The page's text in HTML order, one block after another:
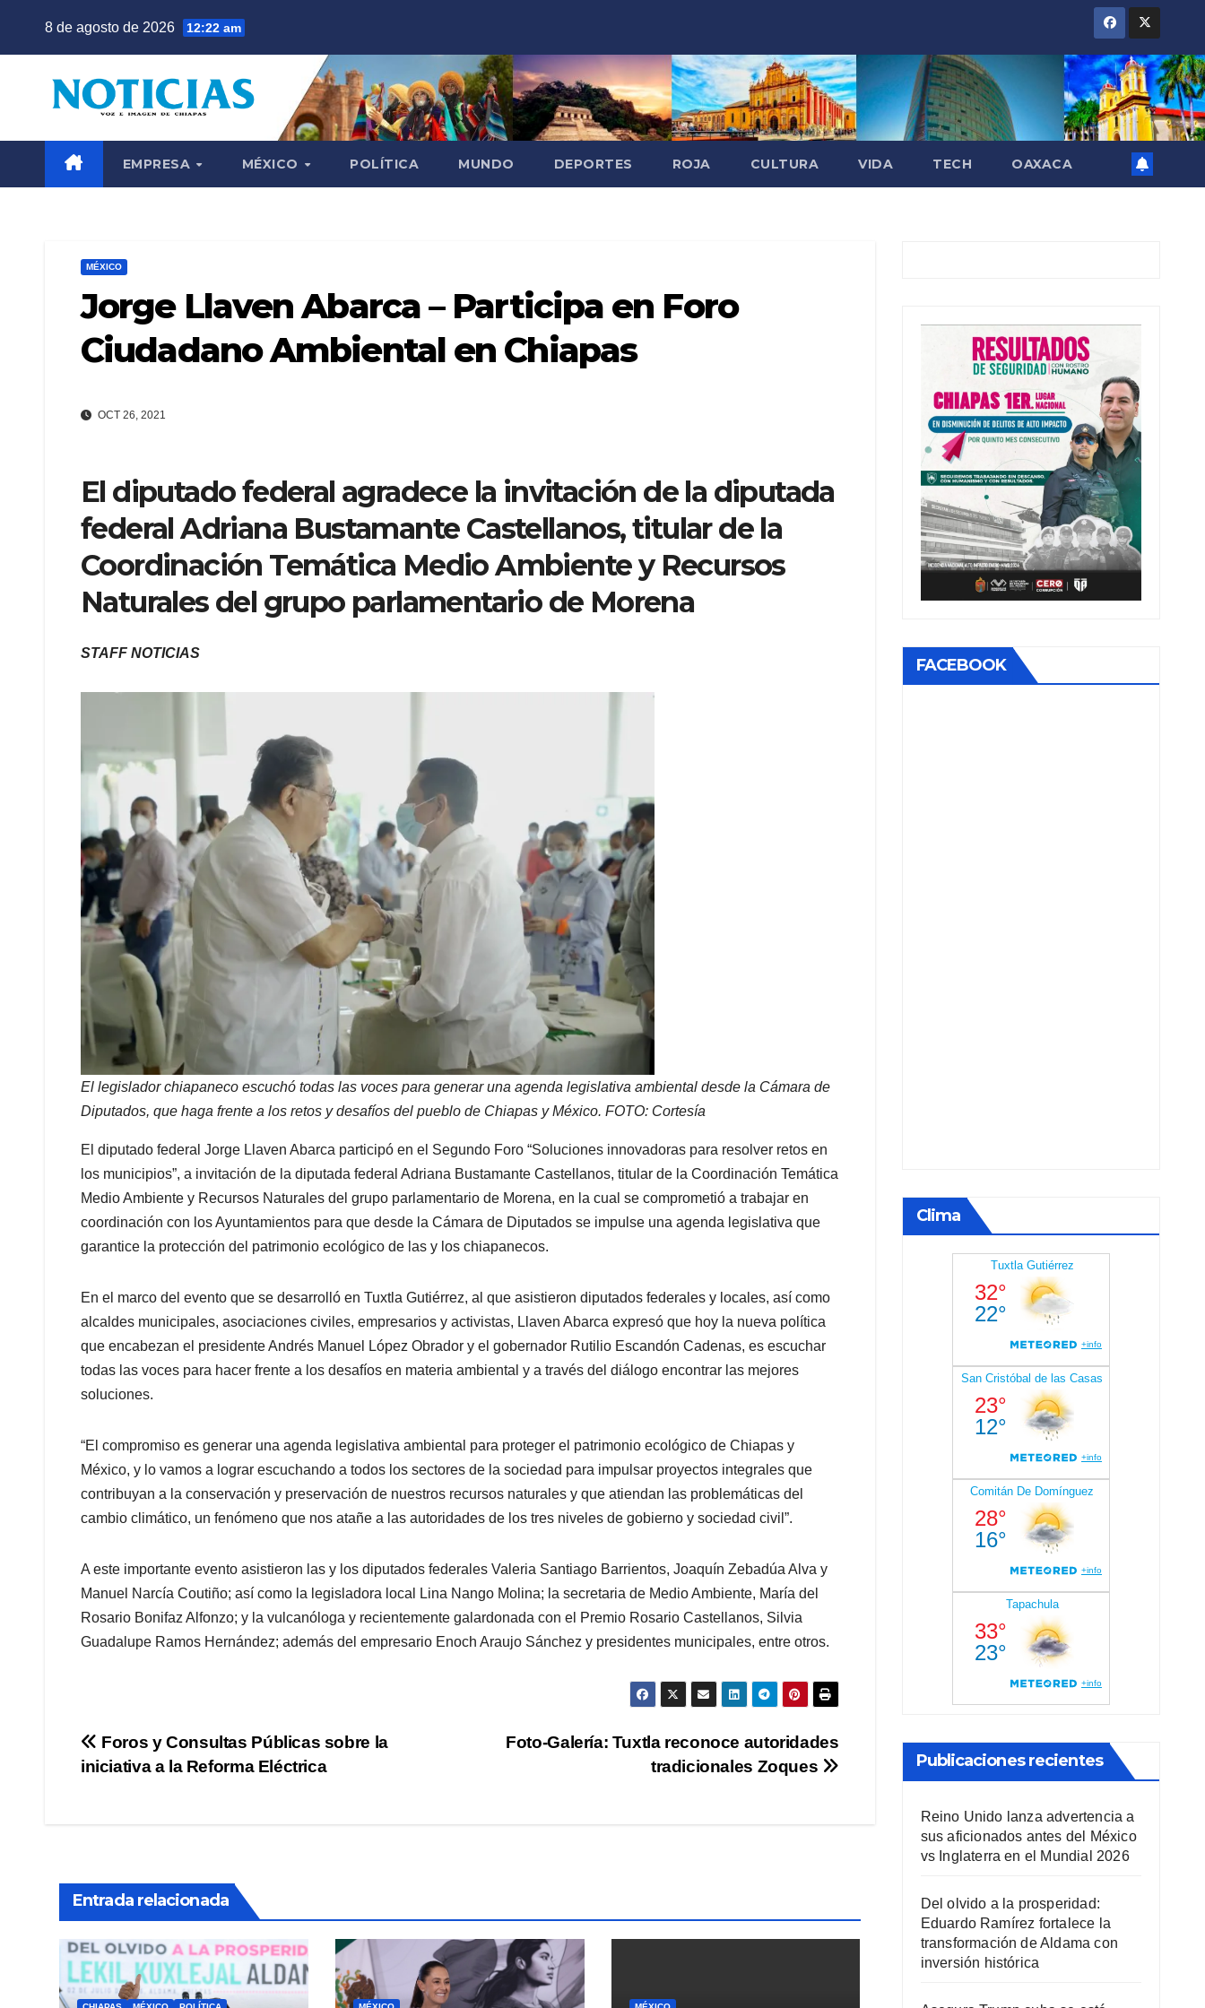
8 de agosto de 2026 12:22 am
EMPRESA MÉXICO POLÍTICA MUNDO DEPORTES ROJA CULTURA VIDA TECH OAXACA
MÉXICO
Jorge Llaven Abarca – Participa en Foro
Ciudadano Ambiental en Chiapas
OCT 26, 2021
El diputado federal agradece la invitación de la diputada
federal Adriana Bustamante Castellanos, titular de la
Coordinación Temática Medio Ambiente y Recursos
Naturales del grupo parlamentario de Morena
STAFF NOTICIAS
El legislador chiapaneco escuchó todas las voces para generar una agenda legislativa ambiental desde la Cámara de
Diputados, que haga frente a los retos y desafíos del pueblo de Chiapas y México. FOTO: Cortesía
El diputado federal Jorge Llaven Abarca participó en el Segundo Foro “Soluciones innovadoras para resolver retos en
los municipios”, a invitación de la diputada federal Adriana Bustamante Castellanos, titular de la Coordinación Temática
Medio Ambiente y Recursos Naturales del grupo parlamentario de Morena, en la cual se comprometió a trabajar en
coordinación con los Ayuntamientos para que desde la Cámara de Diputados se impulse una agenda legislativa que
garantice la protección del patrimonio ecológico de las y los chiapanecos.
En el marco del evento que se desarrolló en Tuxtla Gutiérrez, al que asistieron diputados federales y locales, así como
alcaldes municipales, asociaciones civiles, empresarios y activistas, Llaven Abarca expresó que hoy la nueva política
que encabezan el presidente Andrés Manuel López Obrador y el gobernador Rutilio Escandón Cadenas, es escuchar
todas las voces para hacer frente a los desafíos en materia ambiental y a través del diálogo encontrar las mejores
soluciones.
“El compromiso es generar una agenda legislativa ambiental para proteger el patrimonio ecológico de Chiapas y
México, y lo vamos a lograr escuchando a todos los sectores de la sociedad para impulsar proyectos integrales que
contribuyan a la conservación y preservación de nuestros recursos naturales y que atiendan las problemáticas del
cambio climático, un fenómeno que nos atañe a las autoridades de los tres niveles de gobierno y sociedad civil”.
A este importante evento asistieron las y los diputados federales Valeria Santiago Barrientos, Joaquín Zebadúa Alva y
Manuel Narcía Coutiño; así como la legisladora local Lina Nango Molina; la secretaria de Medio Ambiente, María del
Rosario Bonifaz Alfonzo; y la vulcanóloga y recientemente galardonada con el Premio Rosario Castellanos, Silvia
Guadalupe Ramos Hernández; además del empresario Enoch Araujo Sánchez y presidentes municipales, entre otros.
Navegación
Foto-Galería: Tuxtla reconoce autoridades
tradicionales Zoques
Foros y Consultas Públicas sobre la
iniciativa a la Reforma Eléctrica
Entrada relacionada
FACEBOOK
Clima
Publicaciones recientes
Reino Unido lanza advertencia a
sus aficionados antes del México
vs Inglaterra en el Mundial 2026
Del olvido a la prosperidad:
Eduardo Ramírez fortalece la
transformación de Aldama con
inversión histórica